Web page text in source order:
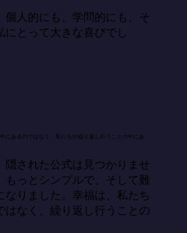
個人的にも、学問的にも、そ
にとって大きな喜びでし
にあるのではなく、私たちが繰り返し行うことの中にあ
隠された公式は見つかりませ
もっとシンプルで、そして難
なりました。幸福は、私たち
はなく、繰り返し行うことの